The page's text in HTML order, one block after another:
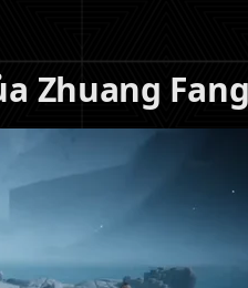
Zhuang